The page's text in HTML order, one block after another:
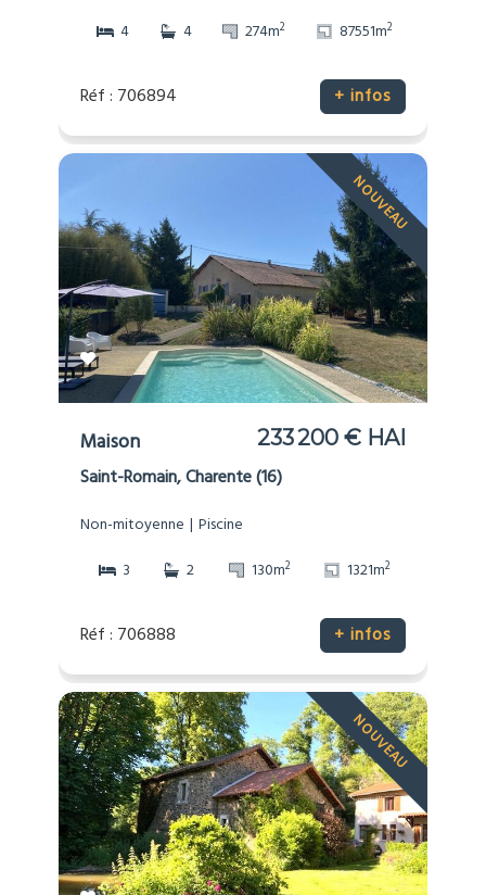
4
4 274m2 87551m2
Réf : 706894 + infos
NOUVEAU
Maison 233 200 € HAI
Saint-Romain, Charente (16)
Non-mitoyenne
Piscine
3
2 130m2 1321m2
Réf : 706888 + infos
NOUVEAU